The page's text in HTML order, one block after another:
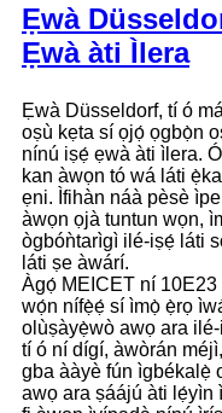
Ẹwà
Ẹwà àti Ìlera
Ẹwà Düsseldorf, tí ó
oṣù kẹta sí ọjọ́ ọgbọ̀n
nínú iṣẹ́ ẹwà àti ìlera.
kan àwọn tó wá láti
ẹni. Ìfihàn náà pèsè
àwọn ọjà tuntun wọn,
ògbóǹtarìgì ilé-iṣẹ́ láti
láti ṣe àwárí.
Àgọ́ MEICET ní
wọ́n nífẹ̀ẹ́ sí ìmọ̀ ẹ̀rọ
olùṣàyẹ̀wò awọ ara
tí ó ní dígí, àwòrán
gba ààyè fún ìgbékalẹ̀
awọ ara ṣáájú àti lẹ́yìn